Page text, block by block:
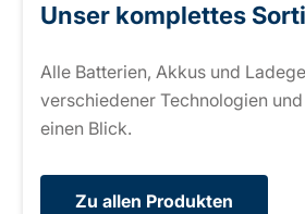
Unser komplettes
Alle Batterien, Akkus und
verschiedener Technologien
einen Blick.
Zu allen Produkten